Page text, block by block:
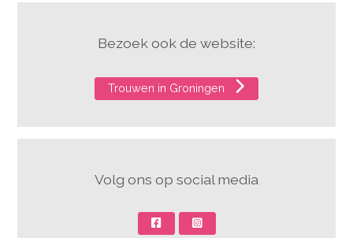
Bezoek ook de website:
Trouwen in Groningen
Volg ons op social media